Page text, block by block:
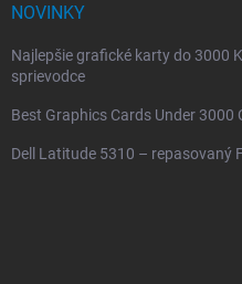
NOVINKY
Najlepšie grafické karty do 3000
sprievodce
Best Graphics Cards Under 3000
Dell Latitude 5310 – repasovaný